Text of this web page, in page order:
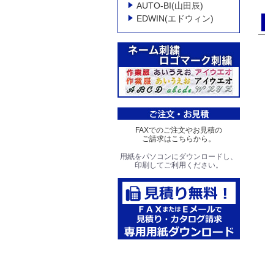
AUTO-BI(山田辰)
EDWIN(エドウィン)
FAXでのご注文やお見積の
ご請求はこちらから。
用紙をパソコンにダウンロードし、
印刷してご利用ください。